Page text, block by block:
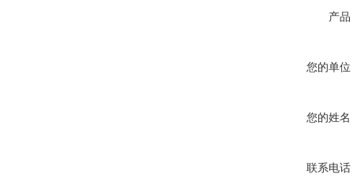
产品
您的单位
您的姓名
联系电话